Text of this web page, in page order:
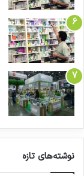
نوشته‌های تازه